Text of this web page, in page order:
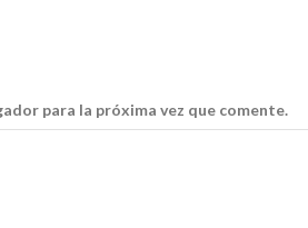
para la próxima vez que comente.